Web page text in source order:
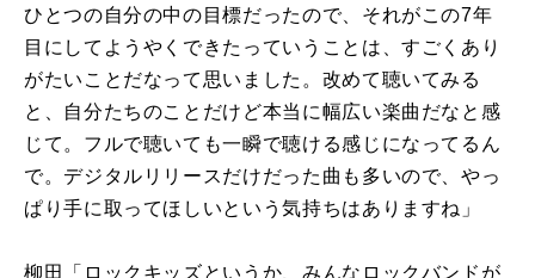
ひとつの自分の中の目標だったので、それがこの7年
目にしてようやくできたっていうことは、すごくあり
がたいことだなって思いました。改めて聴いてみる
と、自分たちのことだけど本当に幅広い楽曲だなと感
じて。フルで聴いても一瞬で聴ける感じになってるん
で。デジタルリリースだけだった曲も多いので、やっ
ぱり手に取ってほしいという気持ちはありますね」
柳田「ロックキッズというか、みんなロックバンドが